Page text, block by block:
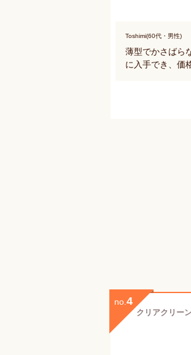
Toshimi(60代・男性)
薄型でかさばら
に入手でき、価
no. 4